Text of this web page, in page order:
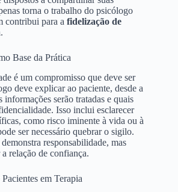
torna o trabalho do psicólogo
contribui para a fidelização de
.
Base da Prática
é um compromisso que deve ser
deve explicar ao paciente, desde a
informações serão tratadas e quais
Isso inclui esclarecer
como risco iminente à vida ou à
ser necessário quebrar o sigilo.
responsabilidade, mas
relação de confiança.
em Terapia